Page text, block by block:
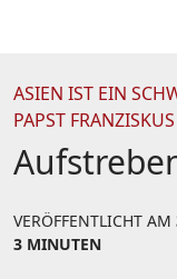
ASIEN IST EIN
PAPST FRANZISKUS
VERÖFFENTLICHT AM
3 MINUTEN